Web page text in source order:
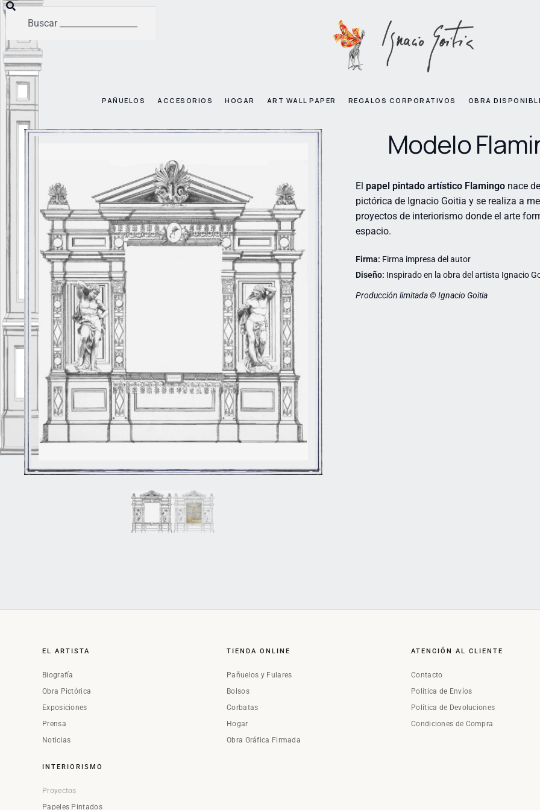
PAÑUELOS ACCESORIOS HOGAR ART WALL PAPER REGALOS CORPORATIVOS OBRA
Modelo
El papel pintado artístico Flamingonace
pictórica de Ignacio Goitia y se realiza a
proyectos de interiorismo donde el arte
espacio.
Firma: Firma impresa del autor
Diseño: Inspirado en la obra del artista Ignacio
Producción limitada © Ignacio Goitia
EL ARTISTA
Biografía
Obra Pictórica
Exposiciones
Prensa
Noticias
INTERIORISMO
Proyectos
Papeles Pintados
TIENDA ONLINE
Pañuelos y Fulares
Bolsos
Corbatas
Hogar
Obra Gráfica Firmada
ATENCIÓN AL CLIENTE
Contacto
Política de Envíos
Política de Devoluciones
Condiciones de Compra